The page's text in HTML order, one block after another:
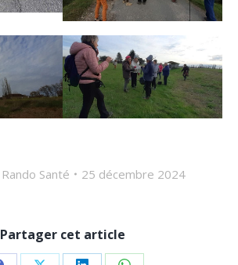
Rando Santé 25 décembre 2024
Partager cet article